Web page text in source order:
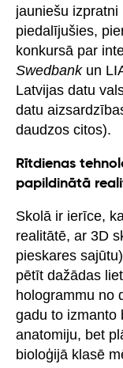
jauniešu
piedalījušies,
konkursā par
Swedbankun
Latvijas datu
datu
daudzos citos).
Rītdienas
papildinātā
Skolā ir ierīce,
realitātē, ar 3D
pieskares
pētīt dažādas
hologrammu no
gadu to izmanto
anatomiju, bet
bioloģijā klasē